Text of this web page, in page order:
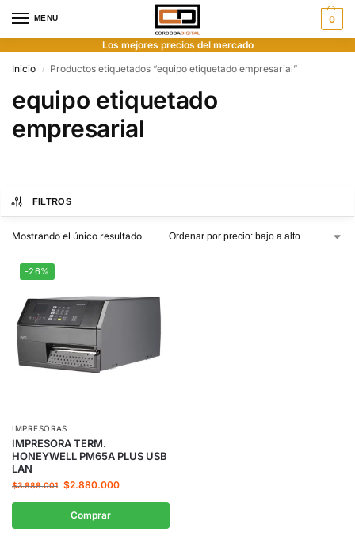
MENU 0
Los mejores precios del mercado
Inicio
/ Productos etiquetados “equipo etiquetado empresarial”
equipo etiquetado
empresarial
FILTROS
Mostrando el único resultado
-26%
IMPRESORAS
IMPRESORA TERM.
HONEYWELL PM65A PLUS USB
LAN
$3.888.001 $2.880.000
Comprar